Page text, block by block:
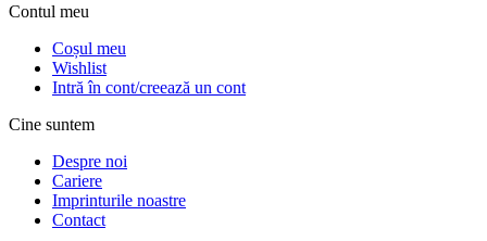
Contul meu
Coșul meu
Wishlist
Intră în cont/creează un cont
Cine suntem
Despre noi
Cariere
Imprinturile noastre
Contact